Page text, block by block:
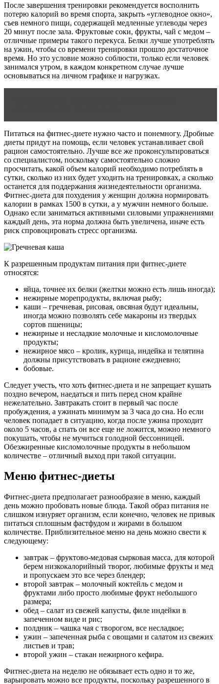
После завершения тренировки рекомендуется восполнить
потерю калорий во время спорта, закрыть «углеводное окно»,
съев немного пищи, содержащей медленные углеводы через
20 минут после зала. Фруктовые соки, фрукты, чай с медом –
отличные примеры такого перекуса. Белки лучше употреблять
на ужин, чтобы со времени тренировки прошло достаточное
время. Но это условие можно соблюсти, только если человек
занимался утром, в каждом конкретном случае лучше
основываться на личном графике и нагрузках.
Питаться на фитнес-диете нужно часто и понемногу. Дробные
диеты придут на помощь, если человек устанавливает свой
рацион самостоятельно. Лучше все же проконсультироваться
со специалистом, поскольку самостоятельно сложно
просчитать, какой объем калорий необходимо потреблять в
сутки, сколько из них будет уходить на тренировках, а сколько
останется для поддержания жизнедеятельности организма.
Фитнес-диета для похудения у женщин должна нормировать
калории в рамках 1500 в сутки, а у мужчин немного больше.
Однако если заниматься активными силовыми упражнениями
каждый день, эта норма должна быть увеличена, иначе есть
риск спровоцировать стресс организма.
К разрешенным продуктам питания при фитнес-диете
относятся:
яйца, точнее их белки (желтки можно есть лишь иногда);
нежирные морепродукты, включая рыбу;
каши – гречневая, рисовая, овсяная будут идеальны,
иногда можно позволять себе макароны из твердых
сортов пшеницы;
нежирные и несладкие молочные и кисломолочные
продукты;
нежирное мясо – кролик, курица, индейка и телятина
должны присутствовать в рационе ежедневно;
бобовые.
Следует учесть, что хоть фитнес-диета и не запрещает кушать
поздно вечером, наедаться и пить перед сном крайне
нежелательно. Завтракать стоит в первый час после
пробуждения, а ужинать минимум за 3 часа до сна. Но если
человек попадает в ситуацию, когда после ужина проходит
около 5 часов, а спать он все еще не ложится, можно немного
покушать, чтобы не мучиться голодной бессонницей.
Обезжиренные кисломолочные продукты в небольшом
количестве – отличный выход при такой ситуации.
Меню фитнес-диеты
Фитнес-диета предполагает разнообразие в меню, каждый
день можно пробовать новые блюда. Такой образ питания не
слишком изнуряет организм, если конечно, человек не привык
питаться сплошным фастфудом и жирами в большом
количестве. Приблизительное меню на день можно свести к
следующему:
завтрак – фруктово-медовая сырковая масса, для которой
берем низкокалорийный творог, любимые фрукты и мед
и пропускаем это все через блендер;
второй завтрак – молочный коктейль с медом и
фруктами либо просто любимые фрукт небольшого
размера;
обед – салат из свежей капусты, филе индейки в
запеченном виде и рис;
полдник – чашка чая с творогом, все несладкое;
ужин – запеченная рыба с овощами и салатом из свежих
листьев и трав;
второй ужин – стакан нежирного кефира.
Фитнес-диета на неделю не обязывает есть одно и то же,
варьировать можно все продукты, поскольку разрешенного в